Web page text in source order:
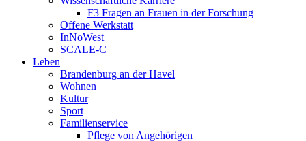
F3 Fragen an Frauen in der Forschung
Offene Werkstatt
InNoWest
SCALE-C
Leben
Brandenburg an der Havel
Wohnen
Kultur
Sport
Familienservice
Pflege von Angehörigen